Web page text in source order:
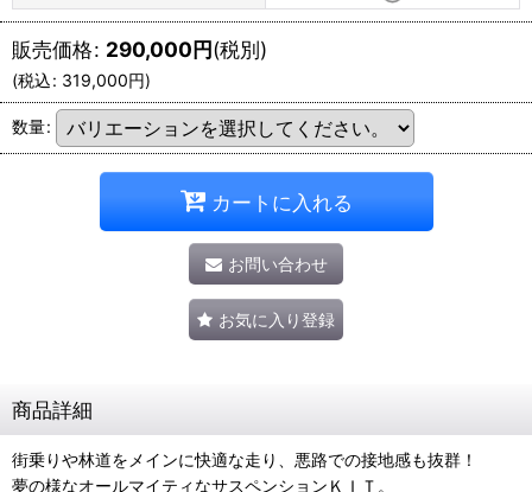
販売価格: 290,000円(税別)
(税込: 319,000円)
数量:
カートに入れる
お問い合わせ
お気に入り登録
商品詳細
街乗りや林道をメインに快適な走り、悪路での接地感も抜群！
夢の様なオールマイティなサスペンションＫＩＴ。